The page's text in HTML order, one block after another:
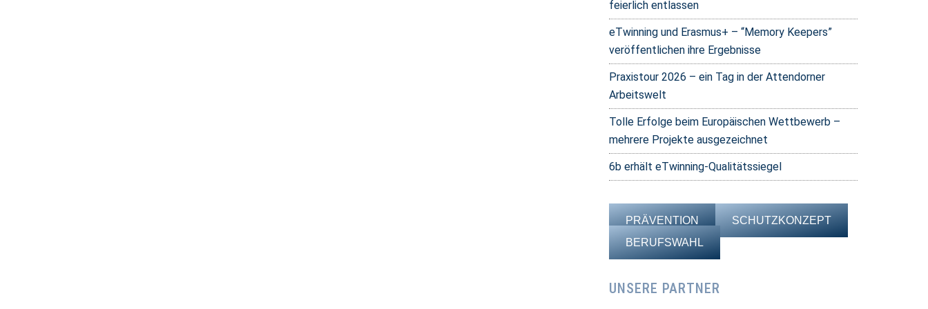
feierlich entlassen
eTwinning und Erasmus+ – “Memory Keepers”
veröffentlichen ihre Ergebnisse
Praxistour 2026 – ein Tag in der Attendorner
Arbeitswelt
Tolle Erfolge beim Europäischen Wettbewerb –
mehrere Projekte ausgezeichnet
6b erhält eTwinning-Qualitätssiegel
PRÄVENTION
SCHUTZKONZEPT
BERUFSWAHL
UNSERE PARTNER